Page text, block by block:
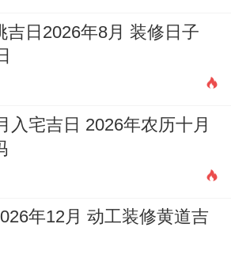
光、纳财...什么得，在这
子自身气场就比较旺，适合
上来说就是「从头开始」
此在这些日子剪头发 更好办
，让新形象带来新气象。
「冲煞」信息也得留意一
吉日2026年8月 装修日子
入宅吉日 2026年农历十月
年12月 动工装修黄道吉